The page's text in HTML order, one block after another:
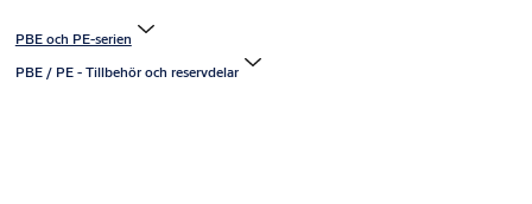
PBE och PE-serien
PBE / PE - Tillbehör och reservdelar